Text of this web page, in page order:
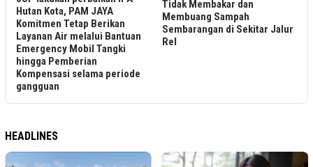
Tidak Membakar dan
Membuang Sampah
Sembarangan di Sekitar Jalur
Rel
HEADLINES